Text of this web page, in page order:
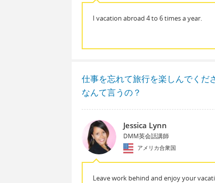
I vacation abroad 4 to 6 times a year.
仕事を忘れて旅行を楽しんでくだ
なんて言うの？
Jessica Lynn
DMM英会話講師
アメリカ合衆国
Leave work behind and enjoy your